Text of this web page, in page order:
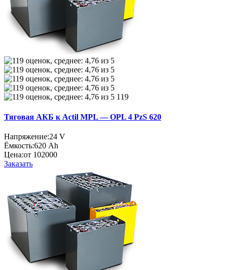
119
Тяговая АКБ к Actil MPL — OPL 4 PzS 620
Напряжение:24 V
Ёмкость:620 Ah
Цена:от 102000
Заказать